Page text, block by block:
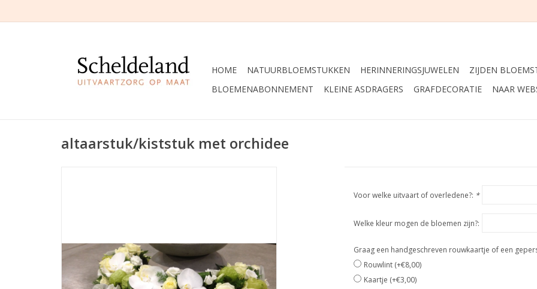
HOME NATUURBLOEMSTUKKEN HERINNERINGSJUWELEN ZIJDEN
BLOEMENABONNEMENT
KLEINE ASDRAGERS GRAFDECORATIE NAAR
altaarstuk/kiststuk met orchidee
Voor welke uitvaart of overledene?: *
Welke kleur mogen de bloemen zijn?:
Graag een handgeschreven rouwkaartje of een
Rouwlint (+€8,00)
Kaartje (+€3,00)